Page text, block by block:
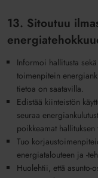
13. Sitoutuu
Informoi hallitusta
toimenpitein
tietoa on saatavilla.
Edistää kiinteistön
seuraa
poikkeamat
Tuo
energiatalouteen ja -
Huolehtii, että asunto-